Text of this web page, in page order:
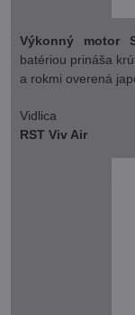
Výkonný motor
batériou prináša
a rokmi overená
Vidlica
RST Viv Air